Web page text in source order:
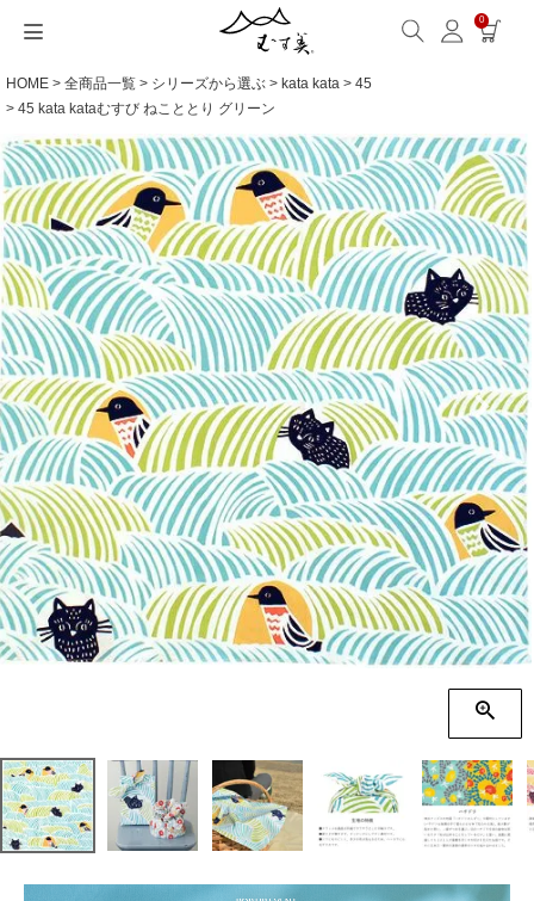
0
HOME 全商品一覧 シリーズから選ぶ kata kata
45
45 kata kataむすび ねこととり グリーン
サイズから選ぶ
サイズ一覧
Sサイズ(約45～50cm)
Mサイズ(約68～70cm)
Lサイズ(約90～120cm)
XLサイズ(約130cm～)
ギフトシーンから選ぶ
ギフトシーン一覧
内祝い
婚礼・引出物
卒入学・就職祝い
弔事・法事
記念品
海外へのお土産
季節の贈り物
プチギフト
ギフトラッピング
シーンから選ぶ
シーン一覧
毎日使うもの
お買い物
旅行
インテリア
ギフトラッピング
とっておきの日
素材から選ぶ
撥水加工
綿(コットン)
ポリエステル
リネン
ウール
レーヨン
正絹(絹100％)
シリーズ名から選ぶ
全てのシリーズ
アクアドロップ(撥水)
ミナ ペルホネン
ひめむすび(Adeline Klam)
kata kata
鈴木マサル
こはれ
竹久夢二
伊砂文様
リバーシブル
ふくさ（念珠）・はんかち・書籍
ふくさ・念珠入れ
はんかち・手ぬぐい
ふろしき書籍
名入れ・ラッピング
名入れ・記念品
無料ラッピング
紙箱・木箱
発送・お問い合わせ
送料・お支払い方法
海外発送の方（English）
よくあるご質問
お問い合わせ
包み方・お手入れ
洗濯・お手入れ
包み方・使い方
ワークショップ案内
ブログ・特集
読みもの(ブログ)
特集
キャンペーン情報
読みもの(ブログ)
読みもの一覧
一升餅におすすめ
ストール巻き方
洋服カバー
ふろしきパッチン活用
特集
特集一覧
ECOバッグ 100cm
ECOバッグ 70cm
OUTDOOR
むす美とは
About us
お取引をご希望の方